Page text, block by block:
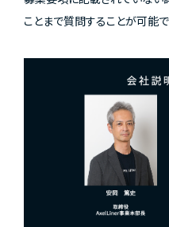
ことまで質問することが可能で